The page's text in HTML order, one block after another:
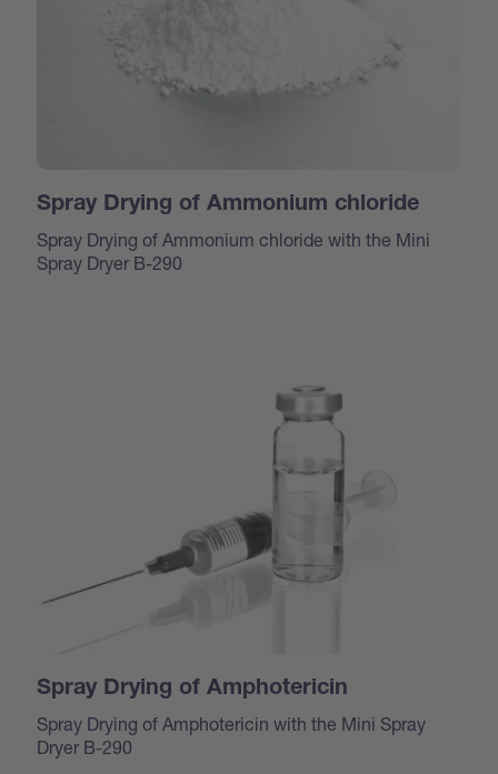
Spray Drying of Ammonium chloride
Spray Drying of Ammonium chloride with the Mini
Spray Dryer B-290
Spray Drying of Amphotericin
Spray Drying of Amphotericin with the Mini Spray
Dryer B-290